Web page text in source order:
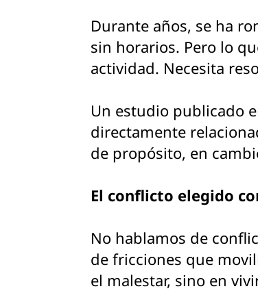
Durante años, se ha
sin horarios. Pero lo
actividad. Necesita
Un estudio publicado
directamente
de propósito, en
El conflicto elegido
No hablamos de
de fricciones que
el malestar, sino en